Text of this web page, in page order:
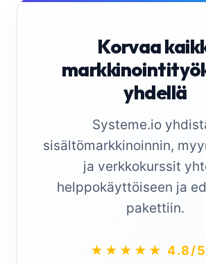
Korvaa
yhdellä
Systeme.io
sisältömarkkinoinnin,
ja verkkokurssit
helppokäyttöiseen ja
pakettiin.
★★★★★ 4.8/